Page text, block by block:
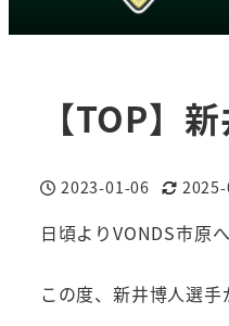
【TOP】
投稿日
2023-01-06
更新日
日頃よりVONDS市原
この度、新井博人選